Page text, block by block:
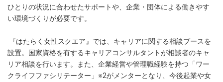
ひとりの状況に合わせたサポートや、企業・団体による働きやす
い環境づくりが必要です。
『はたらく女性スクエア』では、キャリアに関する相談ブースを
設置。国家資格を有するキャリアコンサルタントが相談者のキャ
リア相談を行います。また、企業経営や管理職経験を持つ「ワー
クライフファシリテーター」※2がメンターとなり、今後起業や女